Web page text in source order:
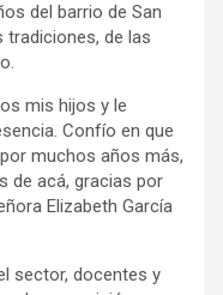
del barrio de San
tradiciones, de las
mis hijos y le
Confío en que
muchos años más,
de acá, gracias por
Elizabeth García
sector, docentes y